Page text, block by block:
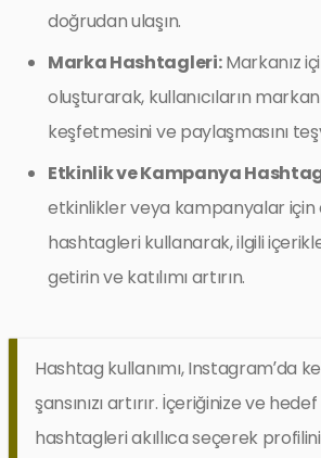
doğrudan ulaşın.
Marka Hashtagleri:Markanız
oluşturarak, kullanıcıların
keşfetmesini ve paylaşmasını
Etkinlik ve Kampanya
etkinlikler veya kampanyalar için
hashtagleri kullanarak, ilgili
getirin ve katılımı artırın.
Hashtag kullanımı, Instagram’da
şansınızı artırır. İçeriğinize ve
hashtagleri akıllıca seçerek